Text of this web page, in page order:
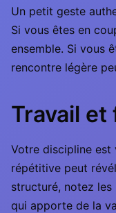
Un petit geste
Si vous êtes en
ensemble. Si vous
rencontre légère
Travail
Votre discipline est
répétitive peut
structuré, notez
qui apporte de la